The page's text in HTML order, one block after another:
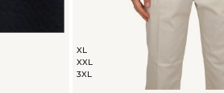
XL
XXL
3XL